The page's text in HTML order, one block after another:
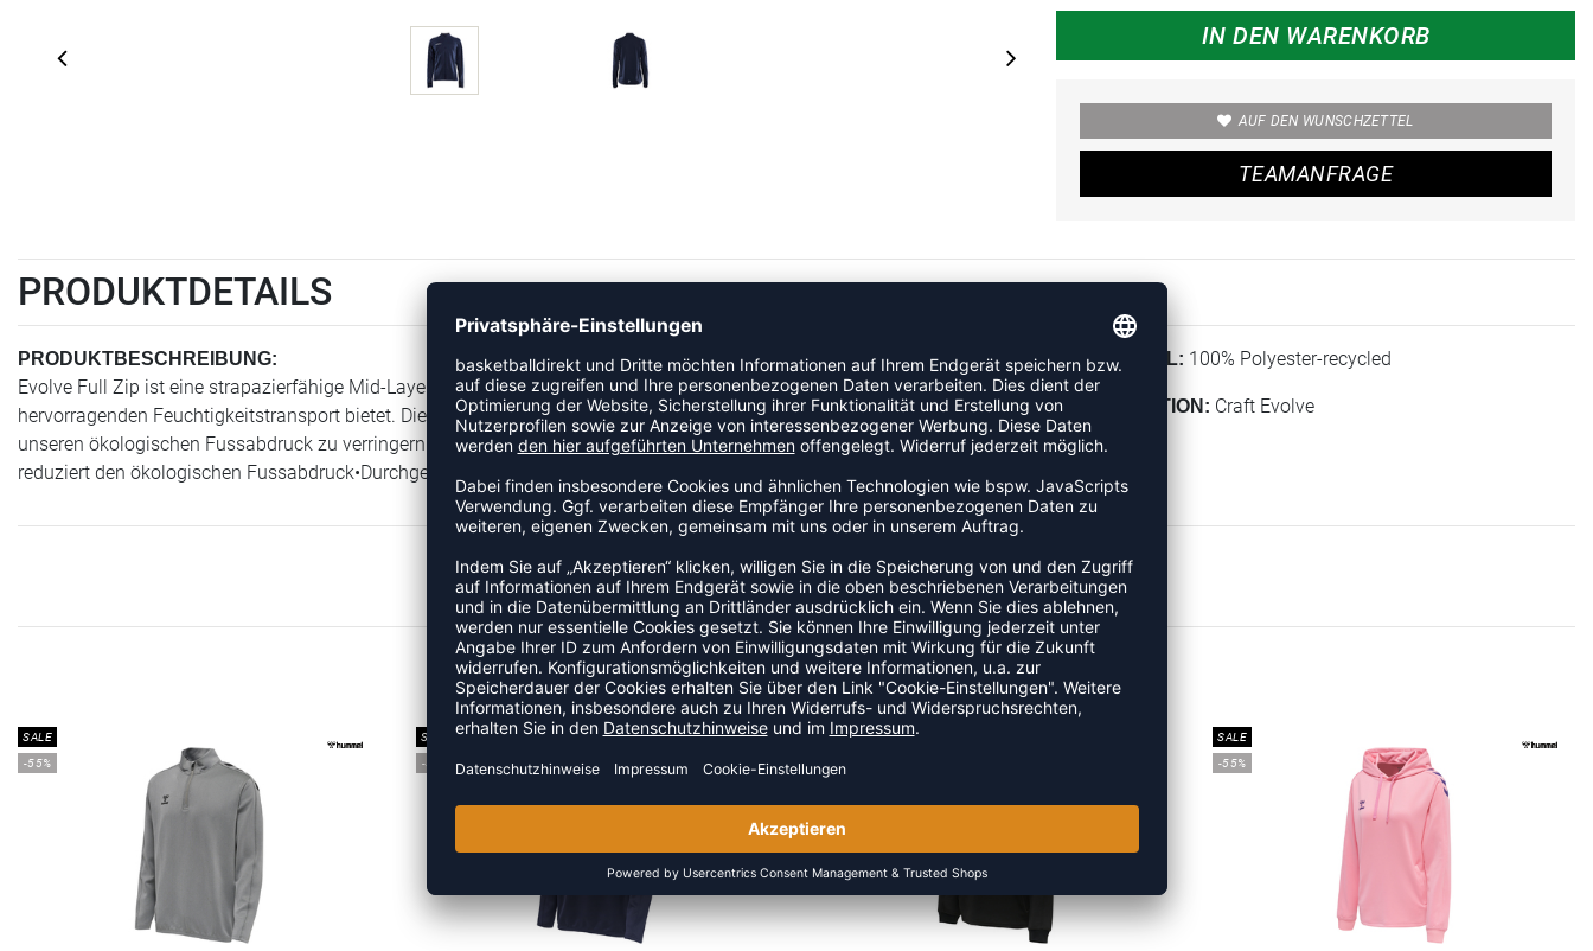
IN DEN WARENKORB
AUF DEN WUNSCHZETTEL
TEAMANFRAGE
PRODUKTDETAILS
PRODUKTBESCHREIBUNG:
Evolve Full Zip ist eine strapazierfähige Mid-Layer-Jacke aus Stretchmaterial, die bei intensivem Training einen
hervorragenden Feuchtigkeitstransport bietet. Die Jacke mit Reissverschluss ist aus Recycling-Materialien hergestellt, um
unseren ökologischen Fussabdruck zu verringern.•Strapazierfähige, funktionelle Stretchmaterialien•Recyclingpolyester
reduziert den ökologischen Fussabdruck•Durchgehender Reissverschluss vorne•Seitentaschen
MATERIAL: 100% Polyester-recycled
KOLLEKTION: Craft Evolve
ZULETZT ANGESEHEN
MEHR AUS DER KATEGORIE HOODIES
SALE
-55%
SALE
-55%
SALE
SALE
-55%